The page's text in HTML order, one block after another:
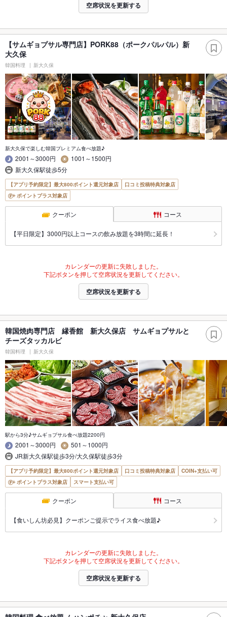
空席状況を更新する
【サムギョプサル専門店】PORK88（ポークパルパル）新
大久保
韓国料理 新大久保
新大久保で楽しむ韓国プレミアム食べ放題♪
2001～3000円
1001～1500円
新大久保駅徒歩5分
【アプリ予約限定】最大800ポイント還元対象店
口コミ投稿特典対象店
ポイントプラス対象店
クーポン コース
【平日限定】3000円以上コースの飲み放題を3時間に延長！
カレンダーの更新に失敗しました。
下記ボタンを押して空席状況を更新してください。
空席状況を更新する
韓国焼肉専門店 縁香館 新大久保店 サムギョプサルと
チーズタッカルビ
韓国料理 新大久保
駅から3分♪サムギョプサル食べ放題2200円
2001～3000円
501～1000円
JR新大久保駅徒歩3分/大久保駅徒歩3分
【アプリ予約限定】最大800ポイント還元対象店 口コミ投稿特典対象店
COIN+支払い可
ポイントプラス対象店
スマート支払い可
クーポン コース
【食いしん坊必見】クーポンご提示でライス食べ放題♪
カレンダーの更新に失敗しました。
下記ボタンを押して空席状況を更新してください。
空席状況を更新する